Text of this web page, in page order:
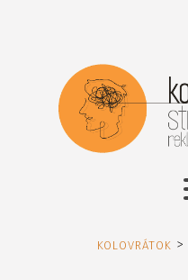
KOLOVRÁTOK >